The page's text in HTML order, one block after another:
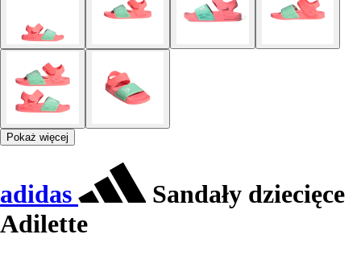
Pokaż więcej
adidas
Sandały dziecięce
Adilette